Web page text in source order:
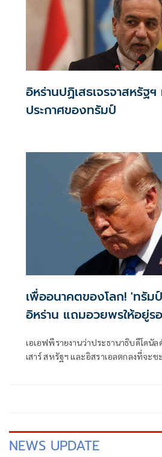
อิหร่านปฏิเสธเจรจาสหรัฐ
ประกาศของทรัมป์
เพื่ออนาคตของโลก! 'ทรั
อิหร่าน แถมอวยพรให้อยู่ร
เอเอฟพีรายงานว่าประธานาธิบดีโดนั
เสาร์ สหรัฐฯ และอิสราเอลตกลงที่จะ
NEWS UPDATE